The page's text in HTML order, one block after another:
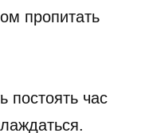
пропитать
постоять час